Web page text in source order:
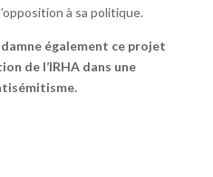
à sa politique.
également ce projet
de l’IRHA dans une